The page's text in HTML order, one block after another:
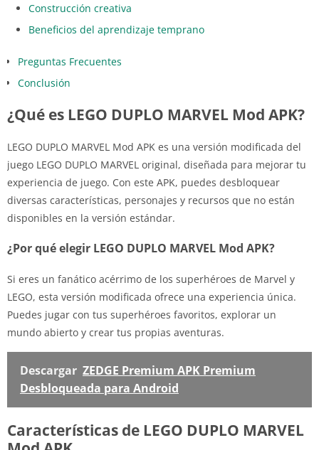
Construcción creativa
Beneficios del aprendizaje temprano
Preguntas Frecuentes
Conclusión
¿Qué es LEGO DUPLO MARVEL Mod APK?
LEGO DUPLO MARVEL Mod APK es una versión modificada del
juego LEGO DUPLO MARVEL original, diseñada para mejorar tu
experiencia de juego. Con este APK, puedes desbloquear
diversas características, personajes y recursos que no están
disponibles en la versión estándar.
¿Por qué elegir LEGO DUPLO MARVEL Mod APK?
Si eres un fanático acérrimo de los superhéroes de Marvel y
LEGO, esta versión modificada ofrece una experiencia única.
Puedes jugar con tus superhéroes favoritos, explorar un
mundo abierto y crear tus propias aventuras.
Descargar ZEDGE Premium APK Premium
Desbloqueada para Android
Características de LEGO DUPLO MARVEL